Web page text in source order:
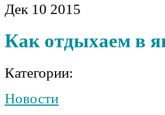
Дек 10 2015
Как отдыхаем в
Категории:
Новости